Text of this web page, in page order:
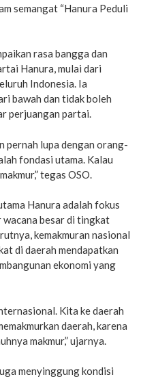
semangat “Hanura Peduli
rasa bangga dan
Hanura, mulai dari
Indonesia. Ia
bawah dan tidak boleh
perjuangan partai.
pernah lupa dengan orang-
fondasi utama. Kalau
tegas OSO.
Hanura adalah fokus
wacana besar di tingkat
kemakmuran nasional
di daerah mendapatkan
ekonomi yang
Kita ke daerah
daerah, karena
makmur,” ujarnya.
menyinggung kondisi